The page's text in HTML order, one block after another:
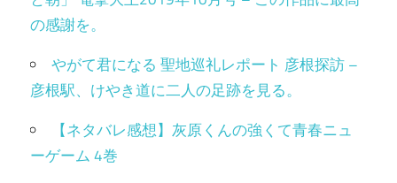
の感謝を。
やがて君になる 聖地巡礼レポート 彦根探訪 –
彦根駅、けやき道に二人の足跡を見る。
【ネタバレ感想】灰原くんの強くて青春ニュ
ーゲーム 4巻